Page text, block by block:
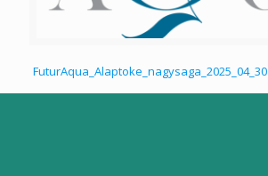
FuturAqua_Alaptoke_nagysaga_2025_04_30